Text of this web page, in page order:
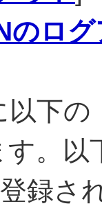
のログ
下の
。
録さ